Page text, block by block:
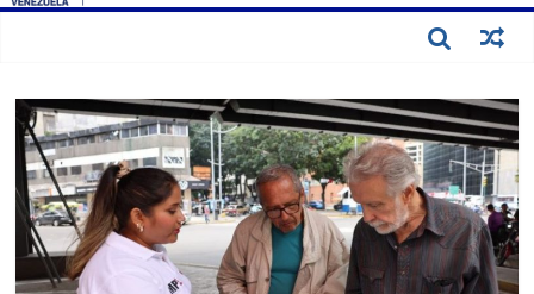
Gobierno Nacional activa plan preventivo para fortalecer el SEN